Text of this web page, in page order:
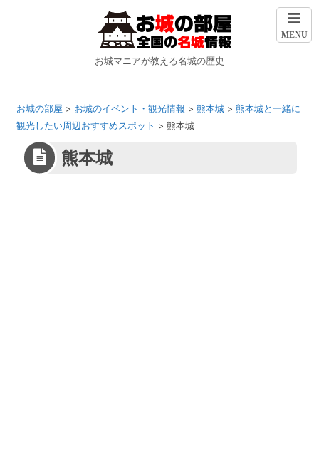
MENU
お城マニアが教える名城の歴史
お城の部屋 > お城のイベント・観光情報 > 熊本城> 熊本城と一緒に
観光したい周辺おすすめスポット > 熊本城
熊本城